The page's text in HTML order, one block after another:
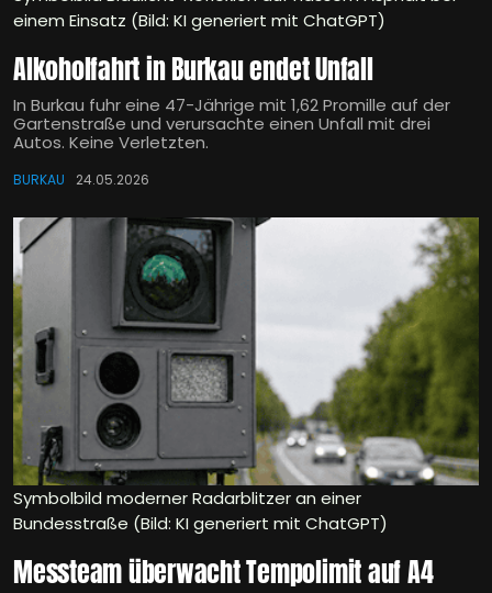
einem Einsatz (Bild: KI generiert mit ChatGPT)
Alkoholfahrt in Burkau endet Unfall
In Burkau fuhr eine 47-Jährige mit 1,62 Promille auf der
Gartenstraße und verursachte einen Unfall mit drei
Autos. Keine Verletzten.
BURKAU 24.05.2026
Symbolbild moderner Radarblitzer an einer
Bundesstraße (Bild: KI generiert mit ChatGPT)
Messteam überwacht Tempolimit auf A4